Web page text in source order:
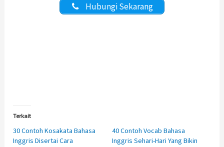
Hubungi Sekarang
Terkait
30 Contoh Kosakata Bahasa
Inggris Disertai Cara
40 Contoh Vocab Bahasa
Inggris Sehari-Hari Yang Bikin